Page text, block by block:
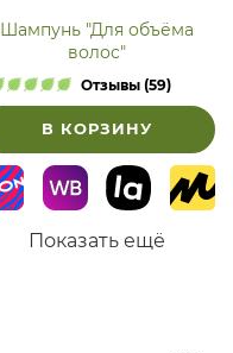
Шампунь "Для объёма
волос"
Отзывы (59)
В КОРЗИНУ
Показать ещё